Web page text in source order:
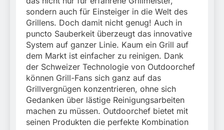
sondern auch für Einsteiger in die Welt des
Grillens. Doch damit nicht genug! Auch in
puncto Sauberkeit überzeugt das innovative
System auf ganzer Linie. Kaum ein Grill auf
dem Markt ist einfacher zu reinigen. Dank
der Schweizer Technologie von Outdoorchef
können Grill-Fans sich ganz auf das
Grillvergnügen konzentrieren, ohne sich
Gedanken über lästige Reinigungsarbeiten
machen zu müssen. Outdoorchef bietet mit
seinen Produkten die perfekte Kombination